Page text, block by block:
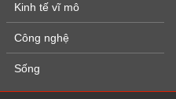
Kinh tế vĩ mô
Công nghệ
Sống